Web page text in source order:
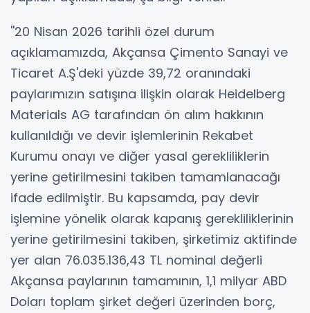
''20 Nisan 2026 tarihli özel durum
açıklamamızda, Akçansa Çimento Sanayi ve
Ticaret A.Ş'deki yüzde 39,72 oranındaki
paylarımızın satışına ilişkin olarak Heidelberg
Materials AG tarafından ön alım hakkının
kullanıldığı ve devir işlemlerinin Rekabet
Kurumu onayı ve diğer yasal gerekliliklerin
yerine getirilmesini takiben tamamlanacağı
ifade edilmiştir. Bu kapsamda, pay devir
işlemine yönelik olarak kapanış gerekliliklerinin
yerine getirilmesini takiben, şirketimiz aktifinde
yer alan 76.035.136,43 TL nominal değerli
Akçansa paylarının tamamının, 1,1 milyar ABD
Doları toplam şirket değeri üzerinden borç,